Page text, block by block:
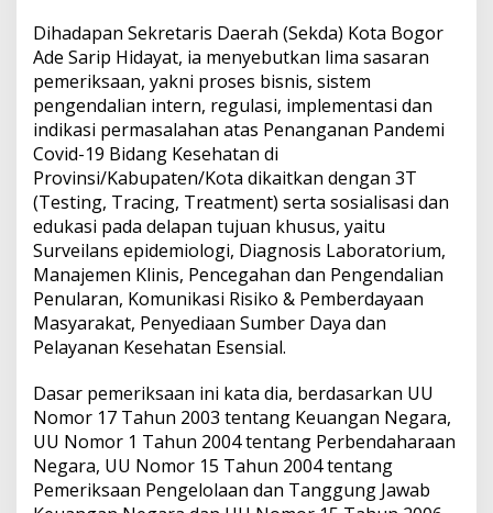
Dihadapan Sekretaris Daerah (Sekda) Kota Bogor
Ade Sarip Hidayat, ia menyebutkan lima sasaran
pemeriksaan, yakni proses bisnis, sistem
pengendalian intern, regulasi, implementasi dan
indikasi permasalahan atas Penanganan Pandemi
Covid-19 Bidang Kesehatan di
Provinsi/Kabupaten/Kota dikaitkan dengan 3T
(Testing, Tracing, Treatment) serta sosialisasi dan
edukasi pada delapan tujuan khusus, yaitu
Surveilans epidemiologi, Diagnosis Laboratorium,
Manajemen Klinis, Pencegahan dan Pengendalian
Penularan, Komunikasi Risiko & Pemberdayaan
Masyarakat, Penyediaan Sumber Daya dan
Pelayanan Kesehatan Esensial.
Dasar pemeriksaan ini kata dia, berdasarkan UU
Nomor 17 Tahun 2003 tentang Keuangan Negara,
UU Nomor 1 Tahun 2004 tentang Perbendaharaan
Negara, UU Nomor 15 Tahun 2004 tentang
Pemeriksaan Pengelolaan dan Tanggung Jawab